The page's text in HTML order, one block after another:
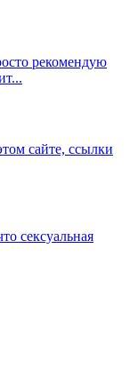
рекомендую
сайте, ссылки
сексуальная